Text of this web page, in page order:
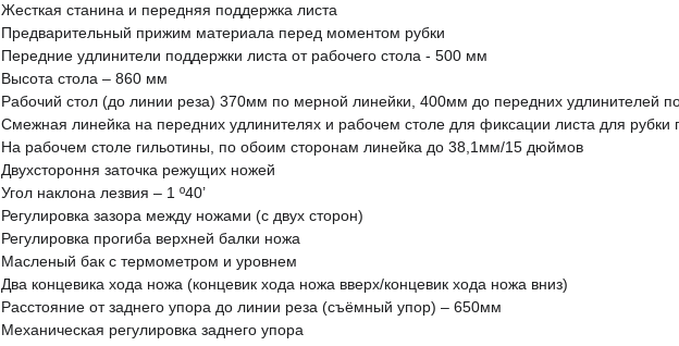
Жесткая станина и передняя поддержка листа
Предварительный прижим материала перед моментом рубки
Передние удлинители поддержки листа от рабочего стола - 500 мм
Высота стола – 860 мм
Рабочий стол (до линии реза) 370мм по мерной линейки, 400мм до передних удлинителей
Смежная линейка на передних удлинителях и рабочем столе для фиксации листа для рубки
На рабочем столе гильотины, по обоим сторонам линейка до 38,1мм/15 дюймов
Двухстороння заточка режущих ножей
Угол наклона лезвия – 1 º40’
Регулировка зазора между ножами (с двух сторон)
Регулировка прогиба верхней балки ножа
Масленый бак с термометром и уровнем
Два концевика хода ножа (концевик хода ножа вверх/концевик хода ножа вниз)
Расстояние от заднего упора до линии реза (съёмный упор) – 650мм
Механическая регулировка заднего упора